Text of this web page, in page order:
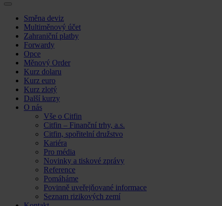
Skip
content
Směna deviz
Multiměnový účet
Zahraniční platby
Forwardy
Opce
Měnový Order
Kurz dolaru
Kurz euro
Kurz zlotý
Další kurzy
O nás
Vše o Citfin
Citfin – Finanční trhy, a.s.
Citfin, spořitelní družstvo
Kariéra
Pro média
Novinky a tiskové zprávy
Reference
Pomáháme
Povinně uveřejňované informace
Seznam rizikových zemí